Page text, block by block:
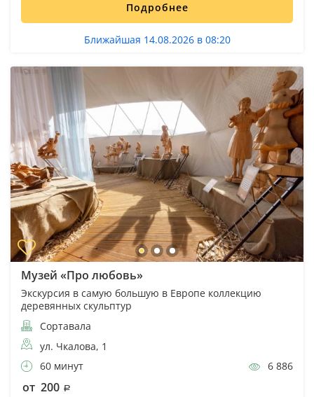
Подробнее
Ближайшая 14.08.2026 в 08:20
Музей «Про любовь»
Экскурсия в самую большую в Европе коллекцию
деревянных скульптур
Сортавала
ул. Чкалова, 1
60 минут
6 886
от 200